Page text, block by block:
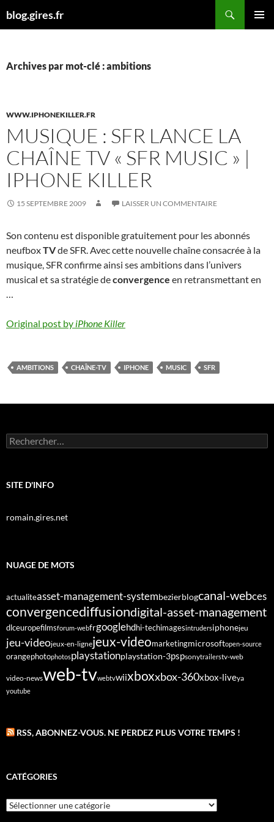
aublog.gires.fr
Archives par mot-clé : ambitions
WWW.IPHONEKILLER.FR
MUSIQUE : SFR LANCE LA
CHAÎNE TV « SFR MUSIC » |
IPHONE KILLER
15 SEPTEMBRE 2009 LAISSER UN COMMENTAIRE
Son contenu est disponible gratuitement pour les abonnés
neufboxTVde SFR. Avec cette nouvelle chaîne consacrée à la
musique, SFR confirme ainsi ses ambitions dans l’univers
musical et sa stratégie deconvergence en retransmettant en
…
Original post by iPhone Killer
AMBITIONS CHAÎNE-TV IPHONE MUSIC SFR
Rechercher :
SITE D'INFO
romain.gires.net
NUAGE DE MOTS
actualiteasset-management-systembezierblogcanal-webces
convergencediffusiondigital-asset-management
dlceuropefilmsforum-webfrgooglehdhi-techimagesintrudersiphonejeu
jeu-videojeux-en-lignejeux-videomarketingmicrosoftopen-source
orangephotophotosplaystationplaystation-3pspsonytrailerstv-web
video-newsweb-tvwebtvwiixboxxbox-360xbox-liveya
youtube
RSS, ABONNEZ-VOUS. NE PERDEZ PLUS VOTRE TEMPS !
CATÉGORIES
Catégories